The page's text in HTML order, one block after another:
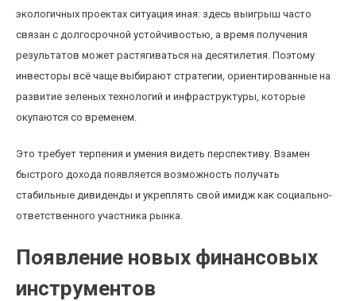
экологичных проектах ситуация иная: здесь выигрыш часто
связан с долгосрочной устойчивостью, а время получения
результатов может растягиваться на десятилетия. Поэтому
инвесторы всё чаще выбирают стратегии, ориентированные на
развитие зеленых технологий и инфраструктуры, которые
окупаются со временем.
Это требует терпения и умения видеть перспективу. Взамен
быстрого дохода появляется возможность получать
стабильные дивиденды и укреплять свой имидж как социально-
ответственного участника рынка.
Появление новых финансовых
инструментов